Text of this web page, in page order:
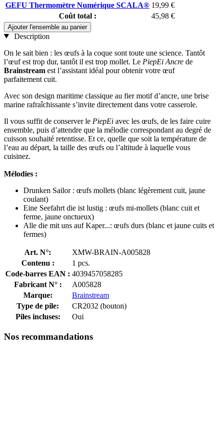
GEFU Thermomètre Numérique SCALA® 19,99 €
Coût total :
45,98 €
Ajouter l'ensemble au panier
Description
On le sait bien : les œufs à la coque sont toute une science. Tantôt
l’œuf est trop dur, tantôt il est trop mollet. Le PiepEi Ancre de
Brainstream est l’assistant idéal pour obtenir votre œuf
parfaitement cuit.
Avec son design maritime classique au fier motif d’ancre, une brise
marine rafraîchissante s’invite directement dans votre casserole.
Il vous suffit de conserver le PiepEi avec les œufs, de les faire cuire
ensemble, puis d’attendre que la mélodie correspondant au degré de
cuisson souhaité retentisse. Et ce, quelle que soit la température de
l’eau au départ, la taille des œufs ou l’altitude à laquelle vous
cuisinez.
Mélodies :
Drunken Sailor : œufs mollets (blanc légèrement cuit, jaune
coulant)
Eine Seefahrt die ist lustig : œufs mi-mollets (blanc cuit et
ferme, jaune onctueux)
Alle die mit uns auf Kaper...: œufs durs (blanc et jaune cuits et
fermes)
Art. N°:
XMW-BRAIN-A005828
Contenu :
1 pcs.
Code-barres EAN : 4039457058285
Fabricant N° :
A005828
Marque:
Brainstream
Type de pile:
CR2032 (bouton)
Piles incluses:
Oui
Nos recommandations